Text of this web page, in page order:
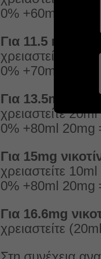
0% +60ml 20mg
Για 11.5 mg
χρειαστείτε
0% +70ml 20mg
Για 13.5mg
χρειαστείτε
0% +80ml 20mg
Για 15mg
χρειαστείτε
0% +80ml 20mg
Για 16.6mg
χρειαστείτε